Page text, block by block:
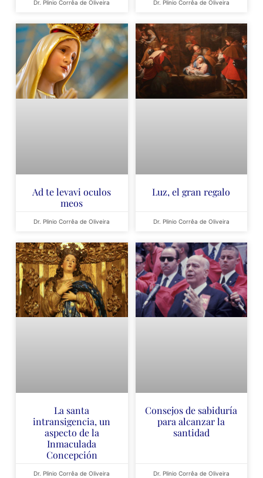
Dr. Plinio Corrêa de Oliveira Dr. Plinio Corrêa de Oliveira
Ad te levavi oculos
meos
Dr. Plinio Corrêa de Oliveira
Luz, el gran regalo
Dr. Plinio Corrêa de Oliveira
La santa
intransigencia, un
aspecto de la
Inmaculada
Concepción
Dr. Plinio Corrêa de Oliveira
Consejos de sabiduría
para alcanzar la
santidad
Dr. Plinio Corrêa de Oliveira